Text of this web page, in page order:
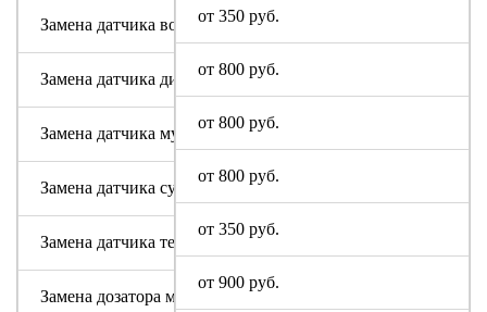
от 350 руб.
от 800 руб.
от 800 руб.
от 800 руб.
от 350 руб.
от 900 руб.
Замена датчика воды
Замена датчика дисбаланса белья
Замена датчика мутности
Замена датчика сушки
Замена датчика температуры или термостата
Замена дозатора моющих средств